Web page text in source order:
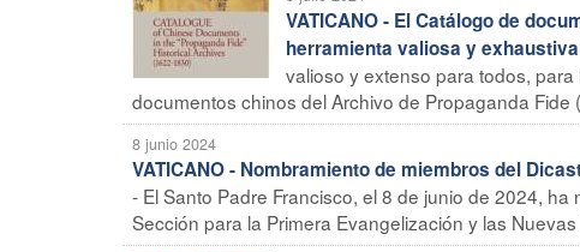
VATICANO - El Catálogo de
herramienta valiosa y exhaustiva
valioso y extenso para todos,
documentos chinos del Archivo de Propaganda Fide
8 junio 2024
VATICANO - Nombramiento de miembros del
- El Santo Padre Francisco, el 8 de junio de 2024,
Sección para la Primera Evangelización y las